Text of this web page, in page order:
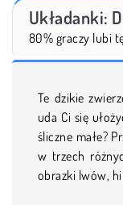
Układanki:
80% graczy lubi
Te dzikie
uda Ci się
śliczne małe?
w trzech
obrazki lwów,